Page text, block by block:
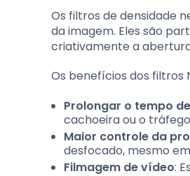
Os filtros de densidade
da imagem. Eles são
criativamente a
Os benefícios dos filtros
Prolongar o tempo
cachoeira ou o
Maior controle da
desfocado, mesmo
Filmagem de vídeo: